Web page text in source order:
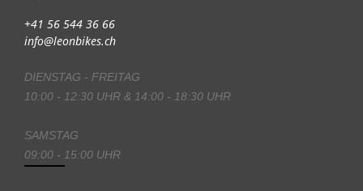
+41 56 544 36 66
info@leonbikes.ch
DIENSTAG - FREITAG
10:00 - 12:30 UHR & 14:00 - 18:30 UHR
SAMSTAG
09:00 - 15:00 UHR